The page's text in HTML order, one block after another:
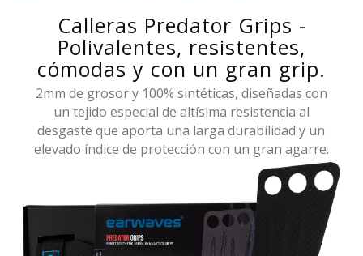
Calleras Predator Grips -
Polivalentes, resistentes,
cómodas y con un gran grip.
2mm de grosor y 100% sintéticas, diseñadas con
un tejido especial de altísima resistencia al
desgaste que aporta una larga durabilidad y un
elevado índice de protección con un gran agarre.